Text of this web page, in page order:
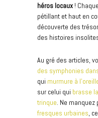
héros locaux !
pétillant et haut en
découverte des
des histoires
Au gré des articles,
des symphonies
qui murmure à
sur celui qui brasse
trinque. Ne manquez
fresques urbaines,